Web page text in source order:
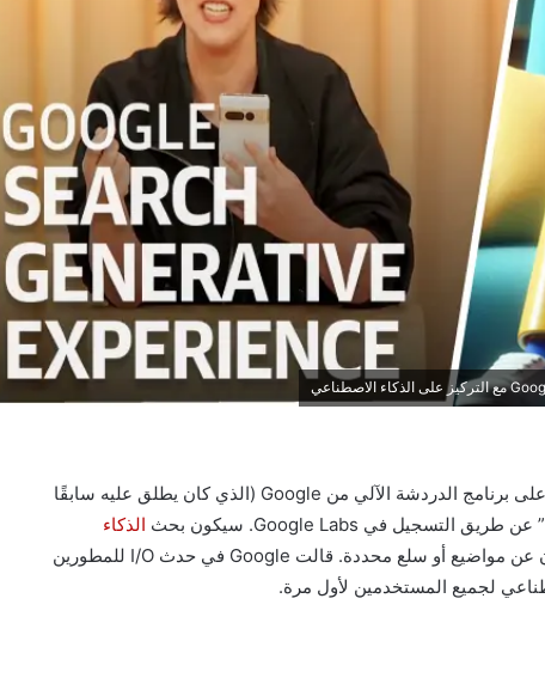
في السابق، كان بإمكان الأشخاص اختبار البحث القائم على برنامج الدردشة الآلي من Google (الذي كان يطلق عليه سابقًا
” عن طريق التسجيل في Google Labs. سيكون بحث
الذكاء
الآن متاحًا لجميع المستخدمين الذين يبحثون عن مواضيع أو سلع محددة. قالت Google في حدث I/O للمطورين
لجميع المستخدمين لأول مرة.